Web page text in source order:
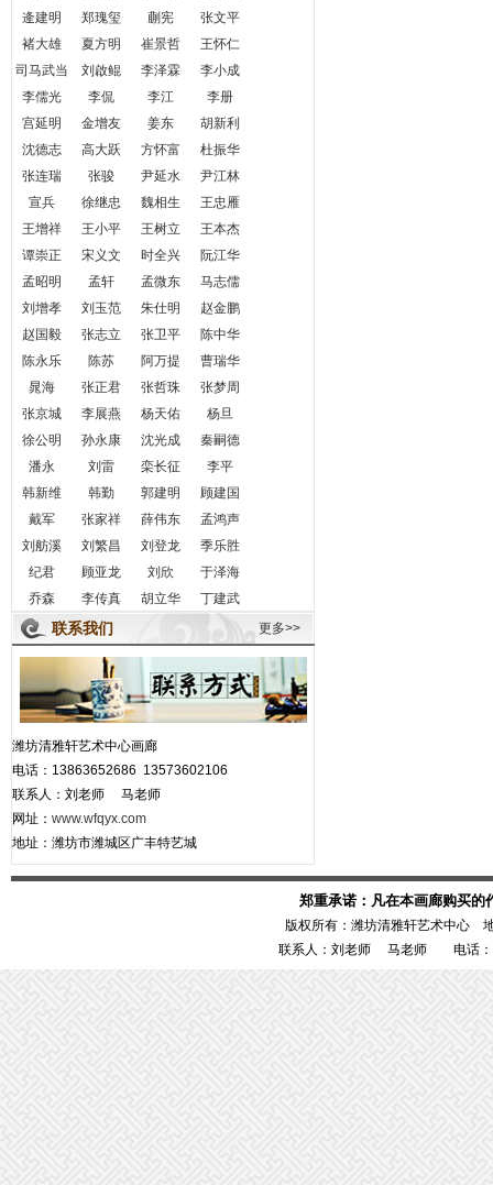
逄建明
郑瑰玺 蒯宪
张文平
褚大雄
夏方明 崔景哲
王怀仁
司马武当
刘啟鲲 李泽霖
李小成
李儒光
李侃 李江
李册
宫延明
金增友 姜东
胡新利
沈德志
高大跃 方怀富
杜振华
张连瑞
张骏 尹延水
尹江林
宣兵
徐继忠 魏相生
王忠雁
王增祥
王小平 王树立
王本杰
谭崇正
宋义文 时全兴
阮江华
孟昭明
孟轩 孟微东
马志儒
刘增孝
刘玉范 朱仕明
赵金鹏
赵国毅
张志立 张卫平
陈中华
陈永乐
陈苏 阿万提
曹瑞华
晁海
张正君 张哲珠
张梦周
张京城
李展燕 杨天佑
杨旦
徐公明
孙永康 沈光成
秦嗣德
潘永
刘雷 栾长征
李平
韩新维
韩勤 郭建明
顾建国
戴军
张家祥 薛伟东
孟鸿声
刘舫溪
刘繁昌 刘登龙
季乐胜
纪君
顾亚龙 刘欣
于泽海
乔森
李传真 胡立华 丁建武
联系我们 更多>>
潍坊清雅轩艺术中心画廊
电话：13863652686 13573602106
联系人：刘老师 马老师
网址： www.wfqyx.com
地址：潍坊市潍城区广丰特艺城
郑重承诺：凡在本画廊购买的
版权所有：潍坊清雅轩艺术中心
联系人：刘老师 马老师 电话